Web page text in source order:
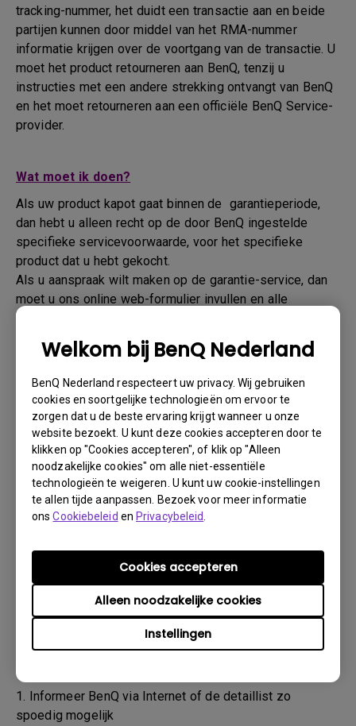
Welkom bij BenQ Nederland
BenQ Nederland respecteert uw privacy. Wij gebruiken
cookies en soortgelijke technologieën om ervoor te
zorgen dat u de beste ervaring krijgt wanneer u onze
website bezoekt. U kunt deze cookies accepteren door te
klikken op "Cookies accepteren", of klik op "Alleen
noodzakelijke cookies" om alle niet-essentiële
technologieën te weigeren. U kunt uw cookie-instellingen
te allen tijde aanpassen. Bezoek voor meer informatie
onsCookiebeleid en Privacybeleid
Instellingen
Alleen noodzakelijke cookies
Cookies accepteren
tracking-nummer, het duidt een transactie aan en beide
partijen kunnen door middel van het RMA-nummer
informatie krijgen over de voortgang van de transactie. U
moet het product retourneren aan BenQ, tenzij u
instructies met een andere strekking ontvangt van BenQ
en het moet retourneren aan een officiële BenQ Service-
provider.
Wat moet ik doen?
Als uw product kapot gaat binnen de garantieperiode,
dan hebt u alleen recht op de door BenQ ingestelde
specifieke servicevoorwaarde, voor het specifieke
product dat u hebt gekocht.
Als u aanspraak wilt maken op de garantie-service, dan
moet u ons online web-formulier invullen en alle
noodzakelijke informatie over uw product en het defect
verstrekken en uw contactgegevens doorgeven. U kunt
dit doen op www.benq.eu of op de BenQ-website van uw
land.
Er wordt dan via e-mail contact met u opgenomen
door het BenQ Technical Support Team ("BenQ Team").
Het BenQ Team zal proberen via diverse stappen met u
het probleem op te lossen of vaststellen dat het
product defect is.Zodra door de medewerker die u
bijstaat, is vastgesteld dat het product defect is, zal
er een RMA-nummer voor uw product worden
uitgegeven.U moet het product retourneren aan BenQ,
tenzij u instructies met een andere strekking ontvangt
van BenQ en het moet retourneren aan een officiële
BenQ Service-provider. Is uw product afgeleverd met
fysieke schade, dan verzoeken wij u van tevoren de
volgende informatie gereed te hebben.
Dit zal ons helpen uit te vinden of de schade is ontstaan
1. Informeer BenQ via Internet of de detaillist zo
spoedig mogelijk